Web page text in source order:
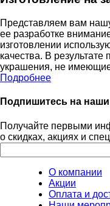
Представляем вам
ее разработке
изготовлении
качества. В
украшения, не
Подробнее
Подпишитесь на
Получайте первыми
о скидках, акциях и
О компании
Акции
Оплата и